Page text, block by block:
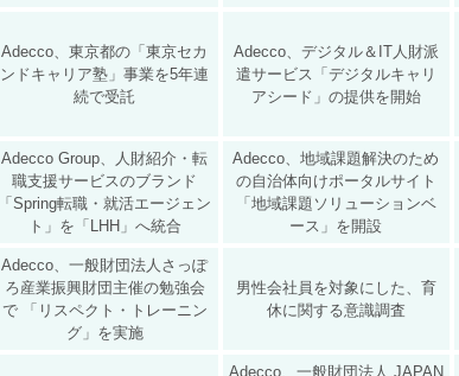
Adecco、東京都の「東京セカ
ンドキャリア塾」事業を5年連
続で受託
Adecco、デジタル＆IT人財派
遣サービス「デジタルキャリ
アシード」の提供を開始
Adecco Group、人財紹介・転
職支援サービスのブランド
「Spring転職・就活エージェン
ト」を「LHH」へ統合
Adecco、地域課題解決のため
の自治体向けポータルサイト
「地域課題ソリューションベ
ース」を開設
Adecco、一般財団法人さっぽ
ろ産業振興財団主催の勉強会
で 「リスペクト・トレーニン
グ」を実施
男性会社員を対象にした、育
休に関する意識調査
Adecco、一般財団法人 JAPAN